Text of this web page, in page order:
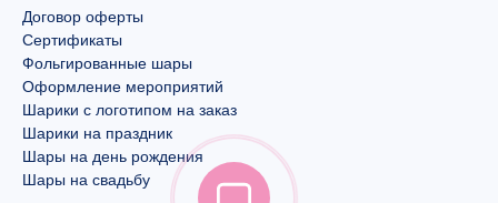
Договор оферты
Сертификаты
Фольгированные шары
Оформление мероприятий
Шарики с логотипом на заказ
Шарики на праздник
Шары на день рождения
Шары на свадьбу